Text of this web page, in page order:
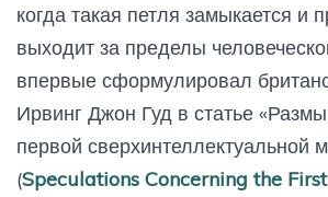
когда такая петля замыкается и
выходит за пределы
впервые сформулировал
Ирвинг Джон Гуд в статье
первой сверхинтеллектуальной
(Speculations Concerning the